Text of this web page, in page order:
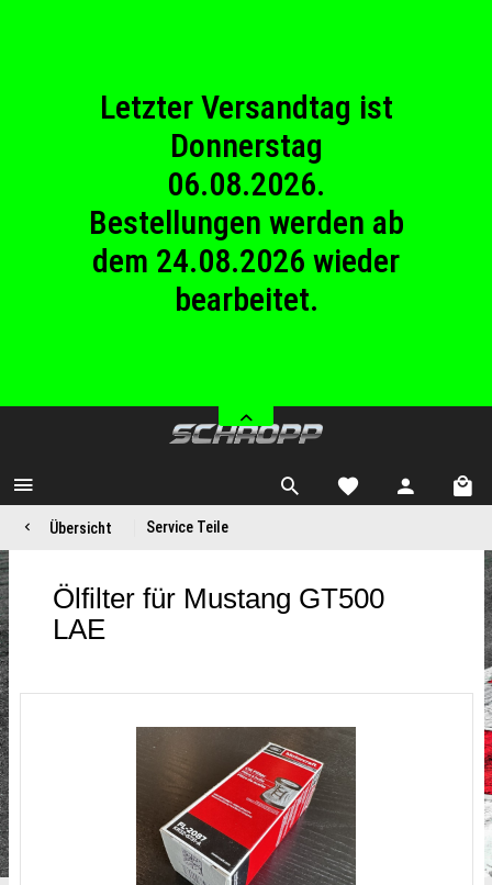
Letzter Versandtag ist
Donnerstag
06.08.2026.
Bestellungen werden ab
dem 24.08.2026 wieder
bearbeitet.
23.08.2026
Betriebsferien.
Übersicht Service Teile
Ölfilter für Mustang GT500
LAE